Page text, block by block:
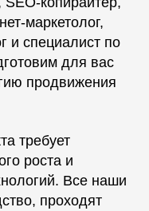
маркетолог,
и специалист по
для вас
продвижения
требует
роста и
Все наши
проходят